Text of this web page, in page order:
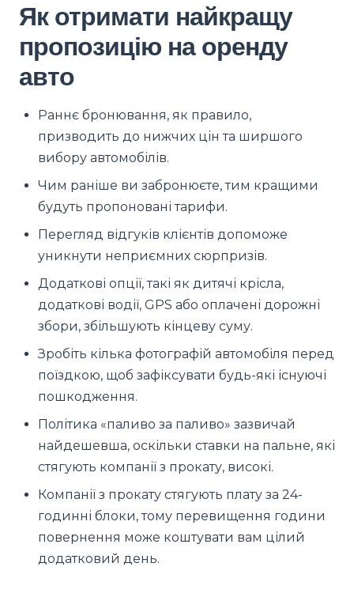
Як отримати найкращу
пропозицію на оренду
авто
Раннє бронювання, як правило,
призводить до нижчих цін та ширшого
вибору автомобілів.
Чим раніше ви забронюєте, тим кращими
будуть пропоновані тарифи.
Перегляд відгуків клієнтів допоможе
уникнути неприємних сюрпризів.
Додаткові опції, такі як дитячі крісла,
додаткові водії, GPS або оплачені дорожні
збори, збільшують кінцеву суму.
Зробіть кілька фотографій автомобіля перед
поїздкою, щоб зафіксувати будь-які існуючі
пошкодження.
Політика «паливо за паливо» зазвичай
найдешевша, оскільки ставки на пальне, які
стягують компанії з прокату, високі.
Компанії з прокату стягують плату за 24-
годинні блоки, тому перевищення години
повернення може коштувати вам цілий
додатковий день.